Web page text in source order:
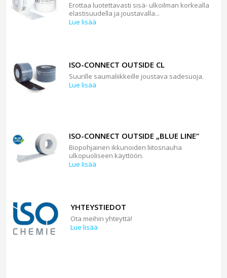
Erottaa luotettavasti sisä- ulkoilman korkealla
elastisuudella ja joustavalla...
Lue lisää
ISO-CONNECT OUTSIDE CL
Suurille saumaliikkeille joustava sadesuoja.
Lue lisää
ISO-CONNECT OUTSIDE „BLUE LINE“
Biopohjainen ikkunoiden liitosnauha
ulkopuoliseen käyttöön.
Lue lisää
YHTEYSTIEDOT
Ota meihin yhteyttä!
Lue lisää